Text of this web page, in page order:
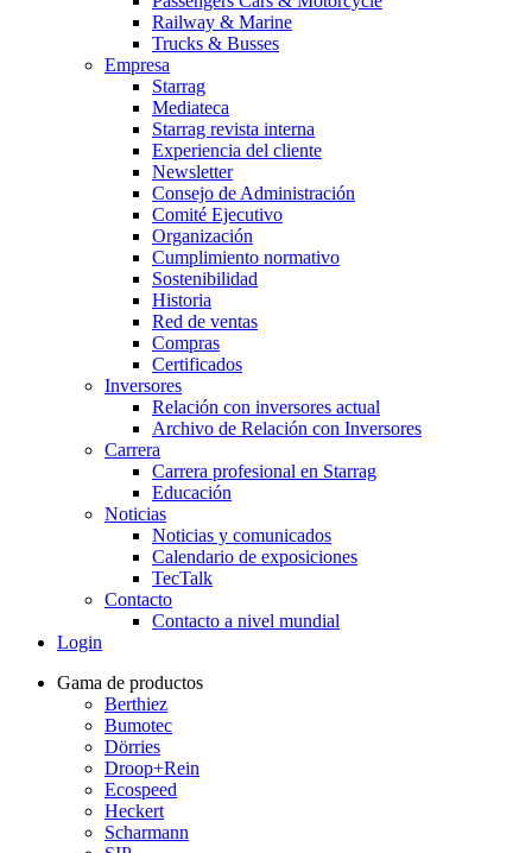
Railway & Marine
Trucks & Busses
Empresa
Starrag
Mediateca
Starrag revista interna
Experiencia del cliente
Newsletter
Consejo de Administración
Comité Ejecutivo
Organización
Cumplimiento normativo
Sostenibilidad
Historia
Red de ventas
Compras
Certificados
Inversores
Relación con inversores actual
Archivo de Relación con Inversores
Carrera
Carrera profesional en Starrag
Educación
Noticias
Noticias y comunicados
Calendario de exposiciones
TecTalk
Contacto
Contacto a nivel mundial
Login
Gama de productos
Berthiez
Bumotec
Dörries
Droop+Rein
Ecospeed
Heckert
Scharmann